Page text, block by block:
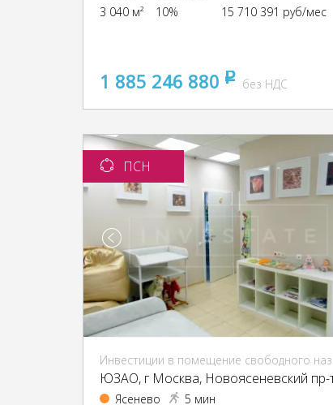
3 040 м² 10% 15 710 391 руб/мес
1 885 246 880 pуббез НДС
ПСН
Ясенево 5 мин